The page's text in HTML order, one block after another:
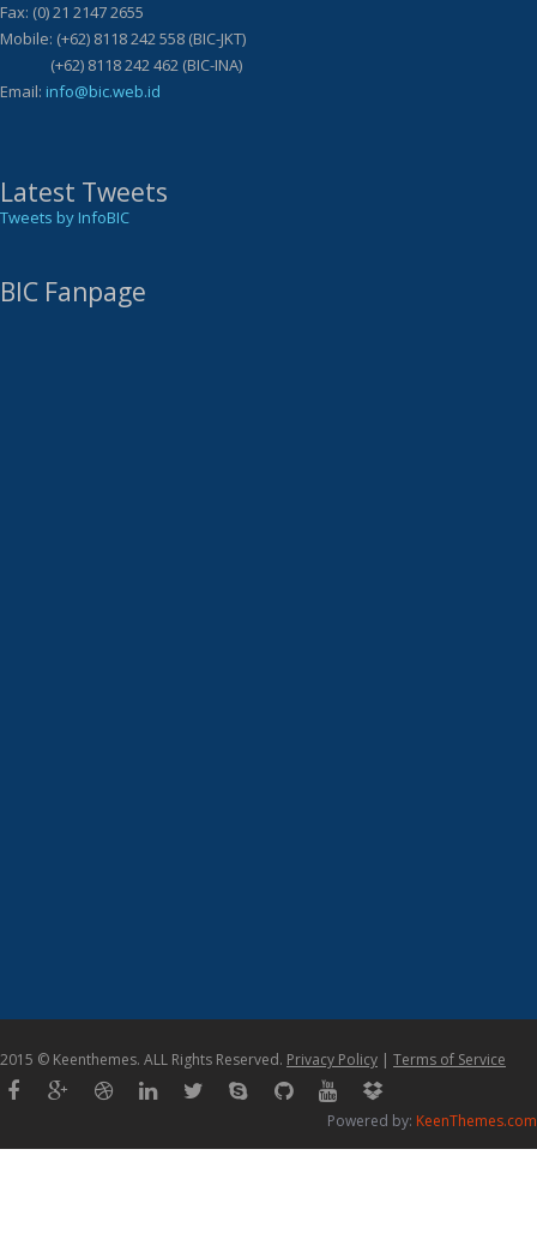
Fax: (0) 21 2147 2655
Mobile: (+62) 8118 242 558 (BIC-JKT)
(+62) 8118 242 462 (BIC-INA)
Email: info@bic.web.id
Latest Tweets
Tweets by InfoBIC
BIC Fanpage
2015 © Keenthemes. ALL Rights Reserved. Privacy Policy | Terms of Service
Powered by: KeenThemes.com